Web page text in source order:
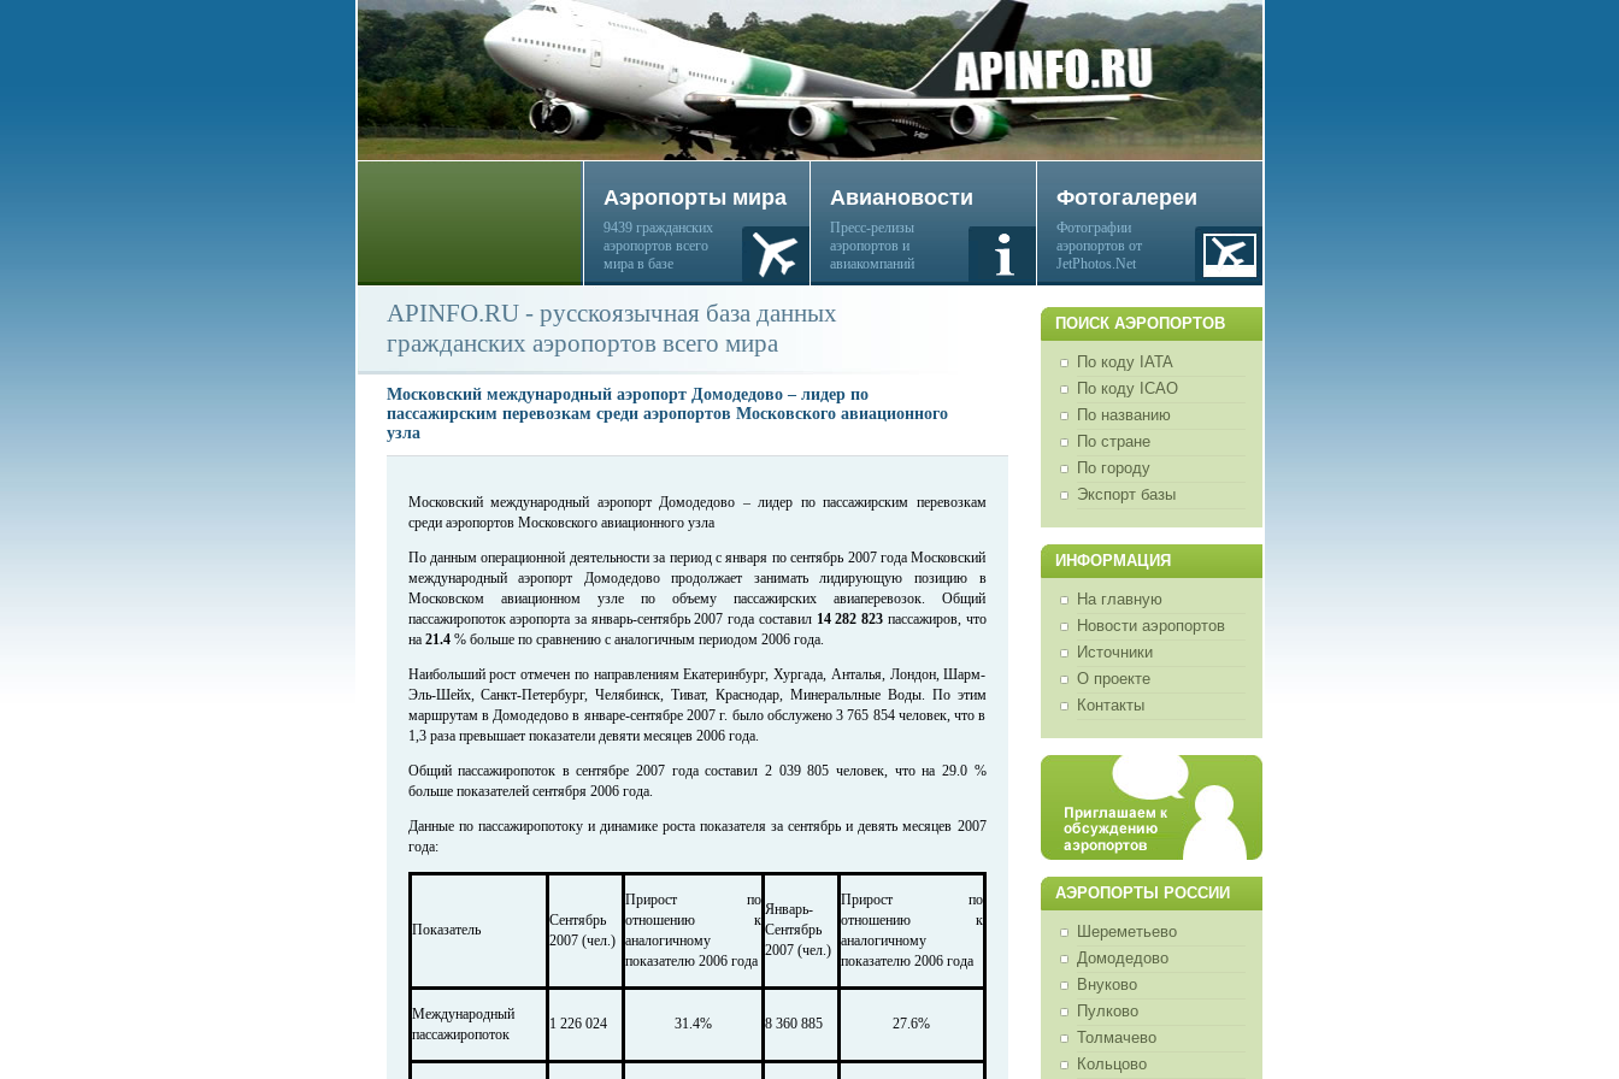
Аэропорты мира
9439 гражданских
аэропортов всего
мира в базе
Авиановости
Пресс-релизы
аэропортов и
авиакомпаний
Фотогалереи
Фотографии
аэропортов от
JetPhotos.Net
ПОИСК АЭРОПОРТОВ
По коду IATA
По коду ICAO
По названию
По стране
По городу
Экспорт базы
ИНФОРМАЦИЯ
На главную
Новости аэропортов
Источники
О проекте
Контакты
АЭРОПОРТЫ РОССИИ
Шереметьево
Домодедово
Внуково
Пулково
Толмачево
Кольцово
APINFO.RU - русскоязычная база данных
гражданских аэропортов всего мира
Московский международный аэропорт Домодедово – лидер по
пассажирским перевозкам среди аэропортов Московского авиационного
узла
Московский международный аэропорт Домодедово – лидер по пассажирским перевозкам
среди аэропортов Московского авиационного узла
По данным операционной деятельности за период с января по сентябрь 2007 года Московский
международный аэропорт Домодедово продолжает занимать лидирующую позицию в
Московском авиационном узле по объему пассажирских авиаперевозок. Общий
пассажиропоток аэропорта за январь-сентябрь 2007 года составил 14282 823 пассажиров, что
на 21.4 % больше по сравнению с аналогичным периодом 2006 года.
Наибольший рост отмечен по направлениям Екатеринбург, Хургада, Анталья, Лондон, Шарм-
Эль-Шейх, Санкт-Петербург, Челябинск, Тиват, Краснодар, Минеральлные Воды. По этим
маршрутам в Домодедово в январе-сентябре 2007 г. было обслужено 3 765 854 человек, что в
1,3 раза превышает показатели девяти месяцев 2006 года.
Общий пассажиропоток в сентябре 2007 года составил 2 039 805 человек, что на 29.0 %
больше показателей сентября 2006 года.
Данные по пассажиропотоку и динамике роста показателя за сентябрь и девять месяцев 2007
года:
Показатель
Сентябрь
2007 (чел.)
Прирост по
отношению к
аналогичному
показателю 2006 года
Январь-
Сентябрь
2007 (чел.)
Прирост по
отношению к
аналогичному
показателю 2006 года
Международный
пассажиропоток
1 226 024 31.4% 8 360 885 27.6%